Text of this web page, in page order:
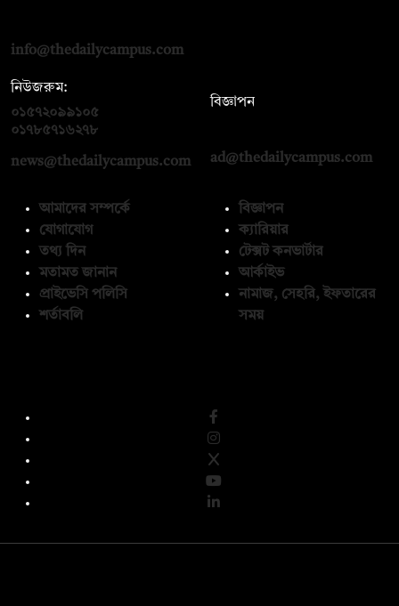
info@thedailycampus.com
নিউজরুম:
০১৫৭২০৯৯১০৫
০১৭৮৫৭১৬২৭৮
news@thedailycampus.com
বিজ্ঞাপন
ad@thedailycampus.com
আমাদের সম্পর্কে
যোগাযোগ
তথ্য দিন
মতামত জানান
প্রাইভেসি পলিসি
শর্তাবলি
বিজ্ঞাপন
ক্যারিয়ার
টেক্সট কনভার্টার
আর্কাইভ
নামাজ, সেহরি, ইফতারের
সময়